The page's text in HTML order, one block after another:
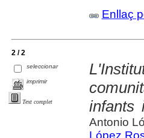
Enllaç
2 / 2
seleccionar
imprimir
Text complet
infants
Antonio
López